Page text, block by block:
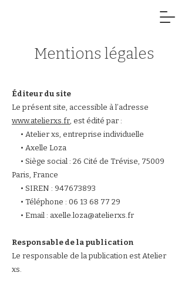
Mentions légales
Éditeur du site
Le présent site, accessible à l’adresse
www.atelierxs.fr, est édité par :
• Atelier xs, entreprise individuelle
• Axelle Loza
• Siège social : 26 Cité de Trévise, 75009
Paris, France
• SIREN : 947673893
• Téléphone : 06 13 68 77 29
• Email : axelle.loza@atelierxs.fr
Responsable de la publication
Le responsable de la publication est Atelier
xs.